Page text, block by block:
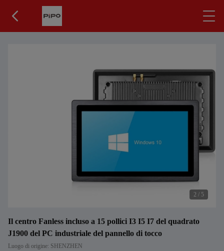
2 / 5
Il centro Fanless incluso a 15 pollici I3 I5 I7 del quadrato
J1900 del PC industriale del pannello di tocco
Luogo di origine: SHENZHEN